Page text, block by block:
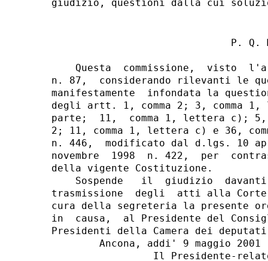
P. Q.
Questa  commissione,  visto
n. 87,  considerando rilevanti le
manifestamente  infondata la
degli artt. 1, comma 2; 3, comma
parte;  11,  comma 1, lettera c); 5,
2; 11, comma 1, lettera c) e 36,
n. 446,  modificato dal d.lgs. 10
novembre  1998  n. 422,  per
della vigente Costituzione.
Sospende   il  giudizio
trasmissione  degli  atti alla Corte
cura della segreteria la presente
in  causa,  al Presidente del
Presidenti della Camera dei
        Ancona, addi' 9 maggio 2001
Il Presidente-